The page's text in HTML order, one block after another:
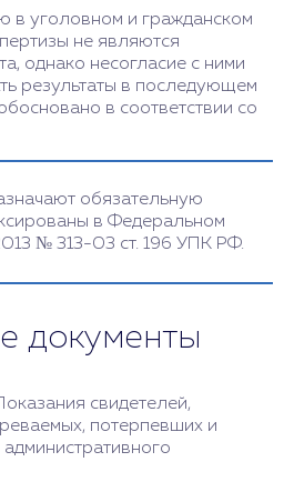
в уголовном и гражданском
не являются
однако несогласие с ними
результаты в последующем
в соответствии со
обязательную
в Федеральном
№ 313-03 ст. 196 УПК РФ.
документы
свидетелей,
потерпевших и